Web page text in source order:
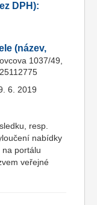
DPH):
(název,
1037/49,
6. 2019
resp.
nabídky
portálu
veřejné